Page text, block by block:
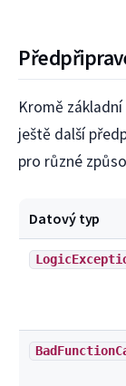
Kromě
ještě další
pro různé
Datový typ